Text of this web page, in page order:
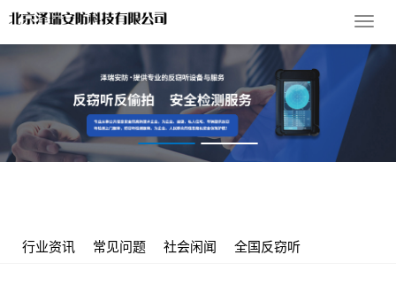
导
菜
行业资讯 常见问题 社会闲闻 全国反窃听